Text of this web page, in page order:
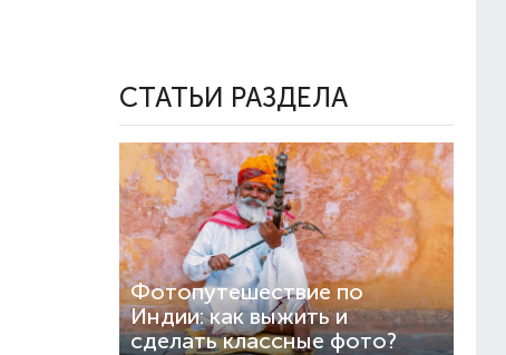
СТАТЬИ РАЗДЕЛА
Фотопутешествие по
Индии: как выжить и
сделать классные фото?